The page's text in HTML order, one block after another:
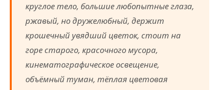
круглое тело, большие любопытные глаза,
ржавый, но дружелюбный, держит
крошечный увядший цветок, стоит на
горе старого, красочного мусора,
кинематографическое освещение,
объёмный туман, тёплая цветовая